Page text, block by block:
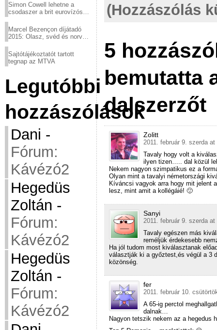
Simon Cowell lehetne a
csodaszer a brit eurovízós
Marcel Bezençon díjátadó
2015: Olasz, svéd és norvég
Sajtótájékoztatót tartott
tegnap az MTVA
Legutóbbi
hozzászólások
Dani -
Fórum:
Kávézó2
Hegedüs
Zoltán -
Fórum:
Kávézó2
Hegedüs
Zoltán -
Fórum:
Kávézó2
(Hozzászólás
5
bemutatta
dalszerzőt
Zolitt
2011. február 9. szerda at
Tavaly hogy volt a
ilyen tizen….. dal közül
Nekem nagyon szimpatikus ez a
Olyan mint a tavalyi németországi
Kíváncsi vagyok arra hogy mit jelent
lesz, mint amit a kollégáié! 🙂
Sanyi
2011. február 9. szerda at
Tavaly egészen más
reméljük érdekesebb
Ha jól tudom most kiválasztanak
választják ki a győztest,és végül a 3
közönség.
fer
2011. február 10.
A 65-ig perctol
dalnak…
Nagyon tetszik nekem az a hegedus